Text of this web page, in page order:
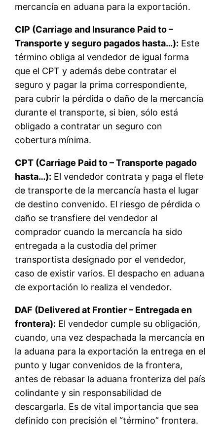
mercancía en aduana para la exportación.
CIP (Carriage and Insurance Paid to –
Transporte y seguro pagados hasta…): Este
término obliga al vendedor de igual forma
que el CPT y además debe contratar el
seguro y pagar la prima correspondiente,
para cubrir la pérdida o daño de la mercancía
durante el transporte, si bien, sólo está
obligado a contratar un seguro con
cobertura mínima.
CPT (Carriage Paid to – Transporte pagado
hasta…): El vendedor contrata y paga el flete
de transporte de la mercancía hasta el lugar
de destino convenido. El riesgo de pérdida o
daño se transfiere del vendedor al
comprador cuando la mercancía ha sido
entregada a la custodia del primer
transportista designado por el vendedor,
caso de existir varios. El despacho en aduana
de exportación lo realiza el vendedor.
DAF (Delivered at Frontier – Entregada en
frontera): El vendedor cumple su obligación,
cuando, una vez despachada la mercancía en
la aduana para la exportación la entrega en el
punto y lugar convenidos de la frontera,
antes de rebasar la aduana fronteriza del país
colindante y sin responsabilidad de
descargarla. Es de vital importancia que sea
definido con precisión el “término” frontera.